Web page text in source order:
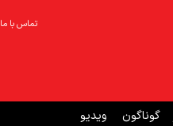
تماس با ما
گوناگون ویدیو